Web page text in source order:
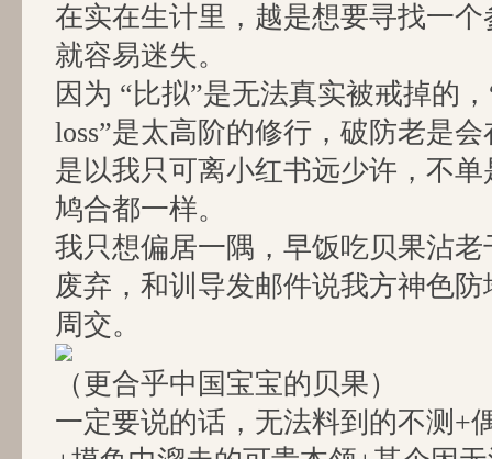
在实在生计里，越是想要寻找一
就容易迷失。
因为 “比拟”是无法真实被戒掉的
loss”是太高阶的修行，破防老是
是以我只可离小红书远少许，不
鸠合都一样。
我只想偏居一隅，早饭吃贝果沾
废弃，和训导发邮件说我方神色
周交。
（更合乎中国宝宝的贝果）
一定要说的话，无法料到的不测+